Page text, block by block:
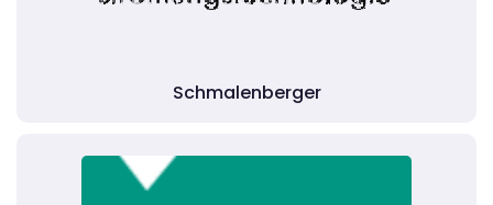
Schmalenberger